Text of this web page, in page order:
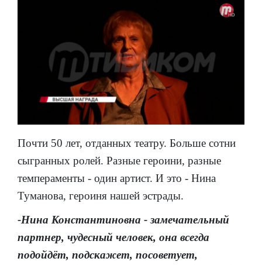
Почти 50 лет, отданных театру. Больше сотни
сыгранных ролей. Разные героини, разные
темпераменты - один артист. И это - Нина
Туманова, героиня нашей эстрады.
-Нина Константиновна - замечательный
партнер, чудесный человек, она всегда
подойдёт, подскажет, посоветует,